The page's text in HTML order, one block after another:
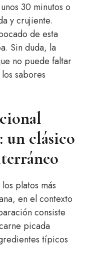
30 minutos o
y crujiente.
de esta
Sin duda, la
no puede faltar
sabores
un clásico
platos más
en el contexto
consiste
picada
típicos